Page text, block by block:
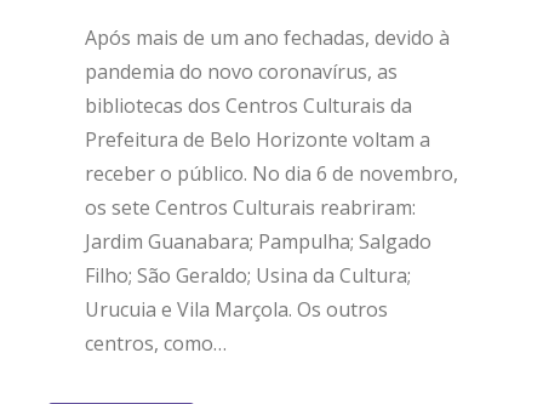
Após mais de um ano fechadas, devido à
pandemia do novo coronavírus, as
bibliotecas dos Centros Culturais da
Prefeitura de Belo Horizonte voltam a
receber o público. No dia 6 de novembro,
os sete Centros Culturais reabriram:
Jardim Guanabara; Pampulha; Salgado
Filho; São Geraldo; Usina da Cultura;
Urucuia e Vila Marçola. Os outros
centros, como…